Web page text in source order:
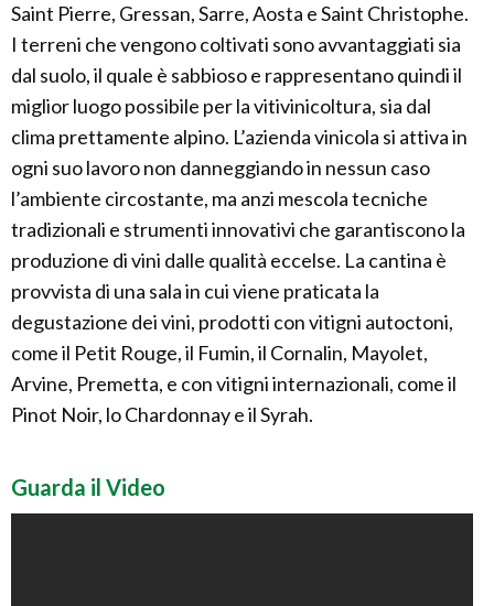
Saint Pierre, Gressan, Sarre, Aosta e Saint Christophe.
I terreni che vengono coltivati sono avvantaggiati sia
dal suolo, il quale è sabbioso e rappresentano quindi il
miglior luogo possibile per la vitivinicoltura, sia dal
clima prettamente alpino. L’azienda vinicola si attiva in
ogni suo lavoro non danneggiando in nessun caso
l’ambiente circostante, ma anzi mescola tecniche
tradizionali e strumenti innovativi che garantiscono la
produzione di vini dalle qualità eccelse. La cantina è
provvista di una sala in cui viene praticata la
degustazione dei vini, prodotti con vitigni autoctoni,
come il Petit Rouge, il Fumin, il Cornalin, Mayolet,
Arvine, Premetta, e con vitigni internazionali, come il
Pinot Noir, lo Chardonnay e il Syrah.
Guarda il Video